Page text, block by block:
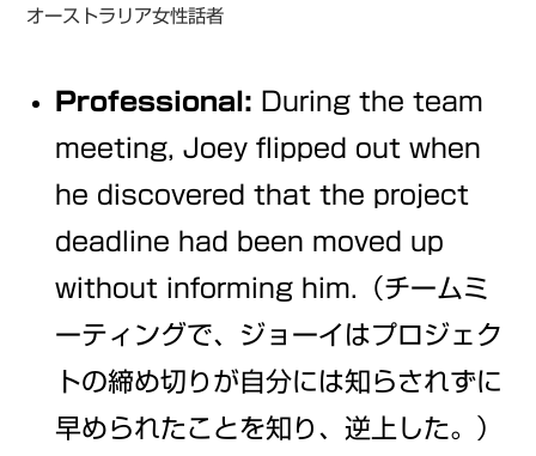
オーストラリア女性話者
Professional: During the team
meeting, Joey flipped out when
he discovered that the project
deadline had been moved up
without informing him.（チームミ
ーティングで、ジョーイはプロジェク
トの締め切りが自分には知らされずに
早められたことを知り、逆上した。）